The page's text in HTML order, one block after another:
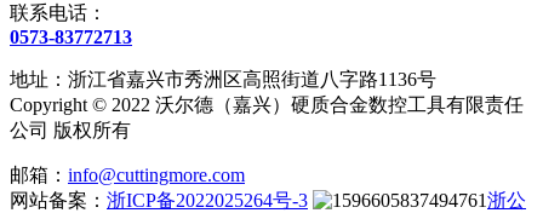
联系电话：
0573-83772713
地址：浙江省嘉兴市秀洲区高照街道八字路1136号
Copyright © 2022 沃尔德（嘉兴）硬质合金数控工具有限责任
公司 版权所有
邮箱： info@cuttingmore.com
网站备案： 浙ICP备2022025264号-3 浙公